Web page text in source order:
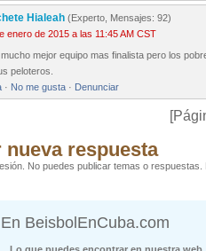
Hialeah (Experto, Mensajes: 92)
enero de 2015 a las 11:45 AM CST
mejor equipo mas finalista pero los
peloteros.
· No me gusta · Denunciar
nueva respuesta
No puedes publicar temas o respuestas.
En BeisbolEnCuba.com